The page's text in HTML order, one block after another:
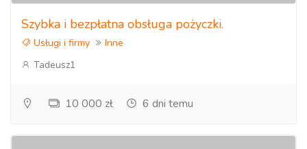
Szybka i bezpłatna obsługa pożyczki.
Usługi i firmy
Inne
Tadeusz1
10 000 zł 6 dni temu